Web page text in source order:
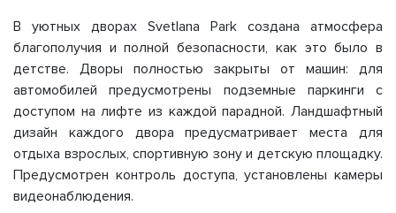
В уютных дворах Svetlana Park создана атмосфера
благополучия и полной безопасности, как это было в
детстве. Дворы полностью закрыты от машин: для
автомобилей предусмотрены подземные паркинги с
доступом на лифте из каждой парадной. Ландшафтный
дизайн каждого двора предусматривает места для
отдыха взрослых, спортивную зону и детскую площадку.
Предусмотрен контроль доступа, установлены камеры
видеонаблюдения.